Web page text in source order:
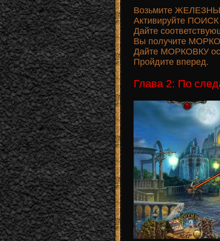
Возьмите
Активируйте ПОИСК
Дайте
Вы получите
Дайте МОРКОВКУ
Пройдите вперед.
Глава 2: По